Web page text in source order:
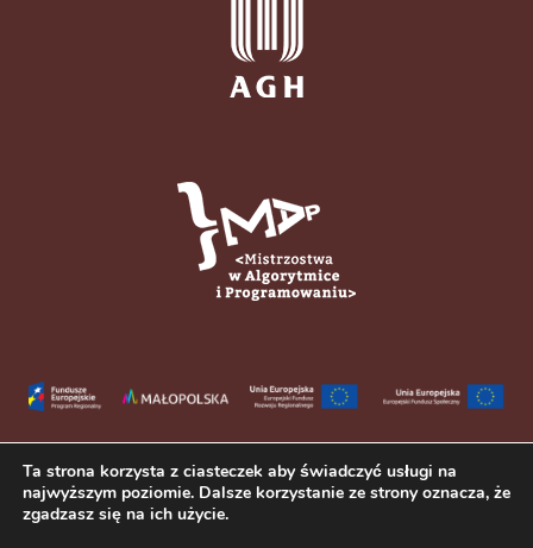
Ta strona korzysta z ciasteczek aby świadczyć usługi na
najwyższym poziomie. Dalsze korzystanie ze strony oznacza, że
zgadzasz się na ich użycie.